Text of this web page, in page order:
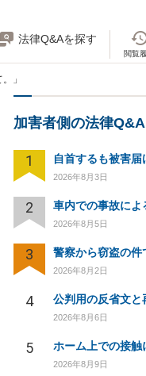
法律Q&Aを探す
閲覧
」
加害者側の法律
1
2026年8月3日
2
2026年8月5日
3
2026年8月2日
4 公判用の反省文と
2026年8月6日
5
2026年8月9日